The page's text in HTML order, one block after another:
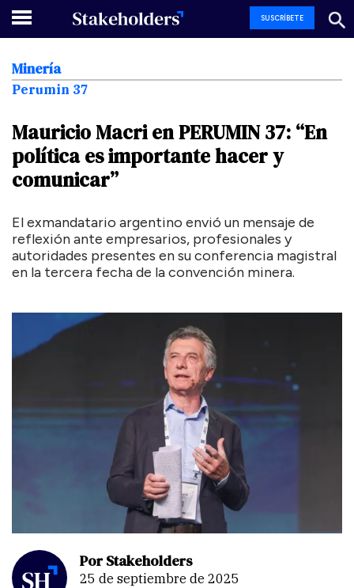
SUSCRÍBETE
Minería
Perumin 37
MauricioMacri enPERUMIN 37: “En
política esimportantehacery
comunicar”
El exmandatario argentino envió un mensaje de
reflexión ante empresarios, profesionales y
autoridades presentes en su conferencia magistral
en la tercera fecha de la convención minera.
Por Stakeholders
25 de septiembre de 2025